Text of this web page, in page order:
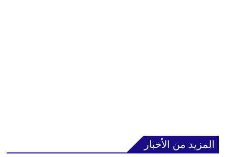
المزيد من الأخبار